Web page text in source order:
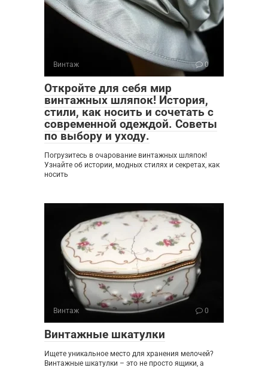
Винтаж 0
Откройте для себя мир
винтажных шляпок! История,
стили, как носить и сочетать с
современной одеждой. Советы
по выбору и уходу.
Погрузитесь в очарование винтажных шляпок!
Узнайте об истории, модных стилях и секретах, как
носить
Винтаж 0
Винтажные шкатулки
Ищете уникальное место для хранения мелочей?
Винтажные шкатулки – это не просто ящики, а